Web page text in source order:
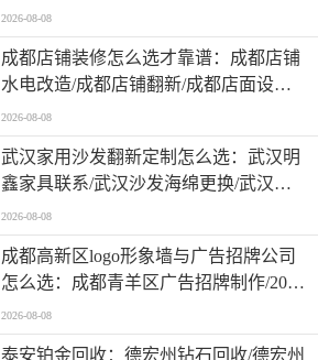
厂/2026年本地实力企业深度分析
2026-08-08
成都店铺装修怎么选才靠谱：成都店铺
水电改造/成都店铺翻新/成都店面设计
装修/成都旧房翻新/老店重装
2026-08-08
武汉家用沙发翻新定制怎么选：武汉明
鑫家具联系/武汉沙发海绵更换/武汉沙
发清洗保养/2026年本地沙发维修服务指
南
2026-08-08
成都高新区logo形象墙与广告招牌公司
怎么选：成都青羊区广告招牌制作/2026
年口碑与实力分析
2026-08-08
泰安铂金回收：德宏州钻石回收/德宏州